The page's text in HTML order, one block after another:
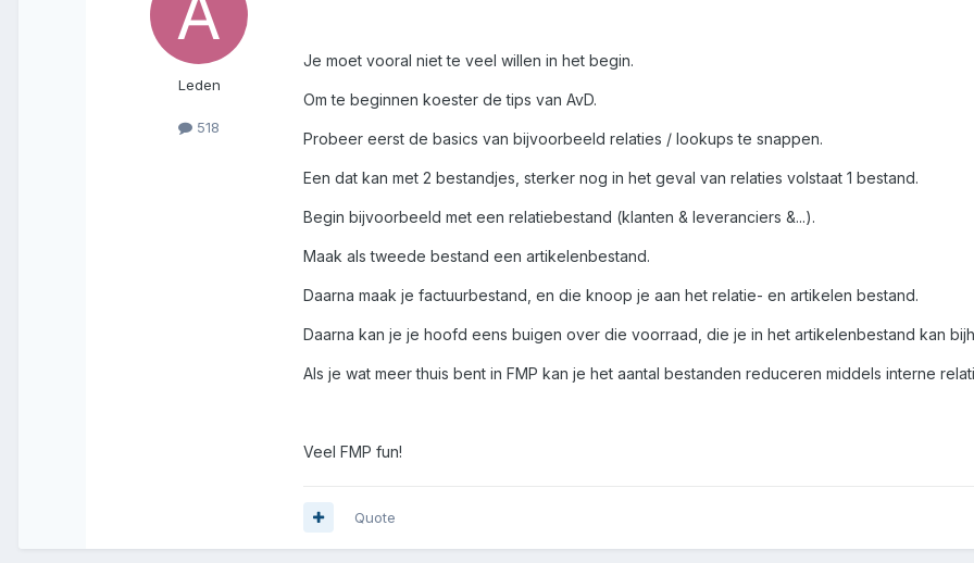
Leden
518
Je moet vooral niet te veel willen in het begin.
Om te beginnen koester de tips van AvD.
Probeer eerst de basics van bijvoorbeeld relaties / lookups te snappen.
Een dat kan met 2 bestandjes, sterker nog in het geval van relaties volstaat 1 bestand.
Begin bijvoorbeeld met een relatiebestand (klanten & leveranciers &...).
Maak als tweede bestand een artikelenbestand.
Daarna maak je factuurbestand, en die knoop je aan het relatie- en artikelen bestand.
Daarna kan je je hoofd eens buigen over die voorraad, die je in het artikelenbestand kan
Als je wat meer thuis bent in FMP kan je het aantal bestanden reduceren middels interne
Veel FMP fun!
Quote